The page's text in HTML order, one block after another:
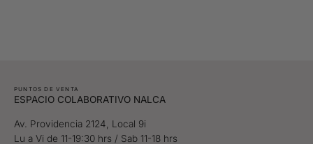
PUNTOS DE VENTA
ESPACIO COLABORATIVO NALCA
Av. Providencia 2124, Local 9i
Lu a Vi de 11-19:30 hrs / Sab 11-18 hrs